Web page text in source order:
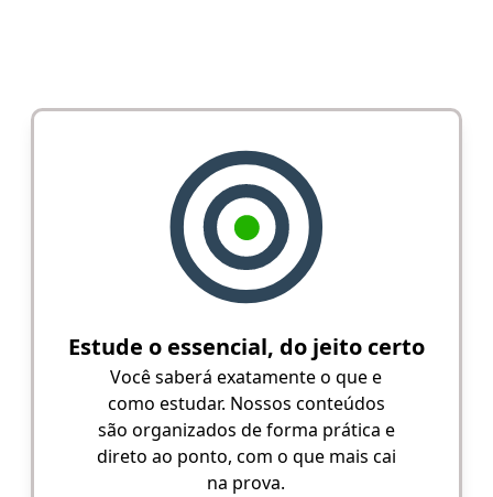
Estude o essencial, do jeito certo
Você saberá exatamente o que e
como estudar. Nossos conteúdos
são organizados de forma prática e
direto ao ponto, com o que mais cai
na prova.